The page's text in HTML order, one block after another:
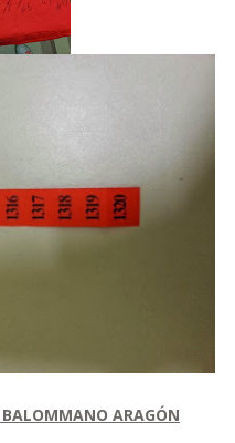
BALOMMANO ARAGÓN